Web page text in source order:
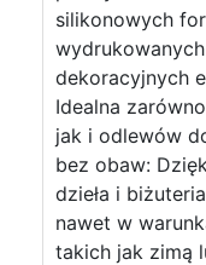
silikonowych
dekoracyjnych
Idealna
jak i odlewów
bez obaw:
dzieła i
nawet w
takich jak zimą